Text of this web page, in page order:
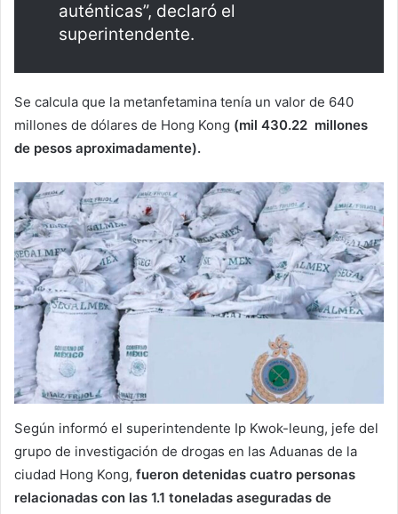
auténticas”, declaró el
superintendente.
Se calcula que la metanfetamina tenía un valor de 640
millones de dólares de Hong Kong (mil 430.22 millones
de pesos aproximadamente).
Según informó el superintendente Ip Kwok-leung, jefe del
grupo de investigación de drogas en las Aduanas de la
ciudad Hong Kong, fueron detenidas cuatro personas
relacionadas con las 1.1 toneladas aseguradas de